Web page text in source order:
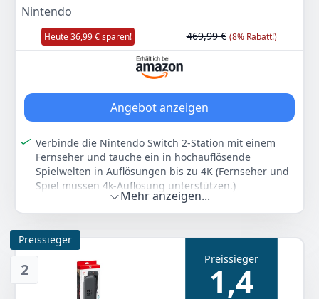
Nintendo
Heute 36,99 € sparen! 469,99 € (8% Rabatt!)
Angebot anzeigen
Verbinde die Nintendo Switch 2-Station mit einem
Fernseher und tauche ein in hochauflösende
Spielwelten in Auflösungen bis zu 4K (Fernseher und
Spiel müssen 4k-Auflösung unterstützen.)
Der großzügige 7,9-Zoll-Bildschirm bietet im
Handheld-Modus flüssiges Gameplay in Full-HD-
Auflösung (1080p). Dank des hochauflösenden LCD
Bildschirms mit HDR-Unterstützung und bis zu 120
fps kannst du deine Spiele noch detaillierter und
klarer erleben
Mit der neuen Online-Funktion GameChat kannst du
Mehr anzeigen...
2
Preissieger
Preissieger
1,4